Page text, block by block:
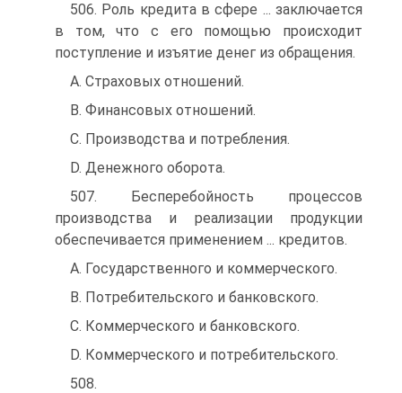
506. Роль кредита в сфере ... заключается
в том, что с его помощью происходит
поступление и изъятие денег из обращения.
A. Страховых отношений.
B. Финансовых отношений.
C. Производства и потребления.
D. Денежного оборота.
507. Бесперебойность процессов
производства и реализации продукции
обеспечивается применением ... кредитов.
A. Государственного и коммерческого.
B. Потребительского и банковского.
C. Коммерческого и банковского.
D. Коммерческого и потребительского.
508.